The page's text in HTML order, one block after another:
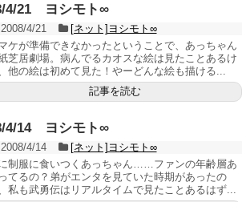
4/21 ヨシモト∞
2008/4/21
[ネット]ヨシモト∞
ケが準備できなかったということで、あっちゃん
芝居劇場。病んでるカオスな絵は見たことあるけ
他の絵は初めて見た！やーどんな絵も描ける...
記事を読む
4/14 ヨシモト∞
2008/4/14
[ネット]ヨシモト∞
制服に食いつくあっちゃん……ファンの年齢層あ
てるの？弟がエンタを見ていた時期があったの
私も武勇伝はリアルタイムで見たことあるはず...